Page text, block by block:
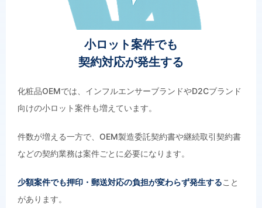
小ロット案件でも
契約対応が発生する
化粧品OEMでは、インフルエンサーブランドやD2Cブランド
向けの小ロット案件も増えています。
件数が増える一方で、OEM製造委託契約書や継続取引契約書
などの契約業務は案件ごとに必要になります。
少額案件でも押印・郵送対応の負担が変わらず発生すること
があります。